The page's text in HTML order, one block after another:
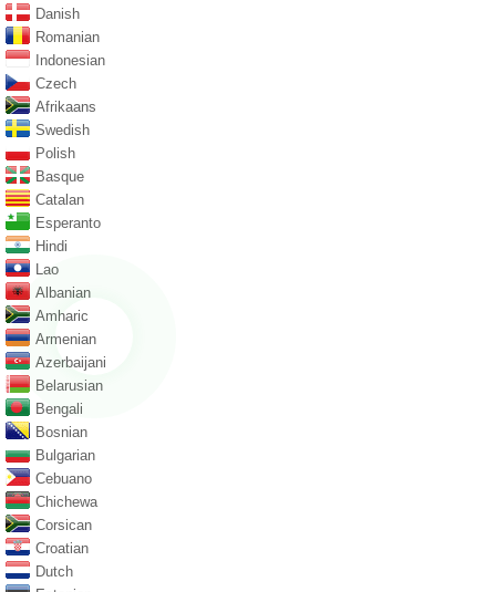
Danish
Romanian
Indonesian
Czech
Afrikaans
Swedish
Polish
Basque
Catalan
Esperanto
Hindi
Lao
Albanian
Amharic
Armenian
Azerbaijani
Belarusian
Bengali
Bosnian
Bulgarian
Cebuano
Chichewa
Corsican
Croatian
Dutch